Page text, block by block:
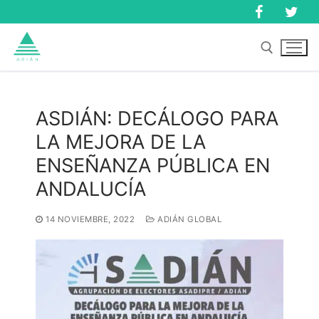
al
contenido
Buscar:
ASDIÁN: DECÁLOGO PARA
LA MEJORA DE LA
ENSEÑANZA PÚBLICA EN
ANDALUCÍA
14 NOVIEMBRE, 2022 ADIÁN GLOBAL